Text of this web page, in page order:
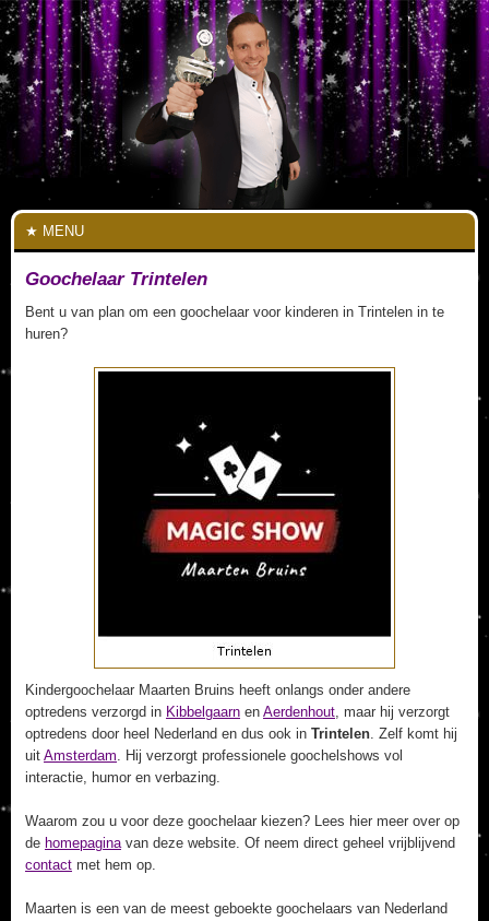
MENU
Goochelaar Trintelen
Bent u van plan om een goochelaar voor kinderen in Trintelen in te
huren?
Kindergoochelaar Maarten Bruins heeft onlangs onder andere
optredens verzorgd in Kibbelgaarn en Aerdenhout, maar hij verzorgt
optredens door heel Nederland en dus ook in Trintelen. Zelf komt hij
uit Amsterdam. Hij verzorgt professionele goochelshows vol
interactie, humor en verbazing.
Waarom zou u voor deze goochelaar kiezen? Lees hier meer over op
de homepaginavan deze website. Of neem direct geheel vrijblijvend
contact met hem op.
Maarten is een van de meest geboekte goochelaars van Nederland